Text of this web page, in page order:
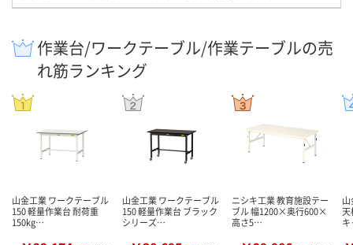
作業台/ワークテーブル/作業テーブルの売
れ筋ランキング
山金工業 ワークテーブル
150 軽量作業台 耐荷重
150kg…
山金工業 ワークテーブル
150 軽量作業台 ブラック
シリーズ…
ニシキ工業 教育施設テー
ブル 幅1200×奥行600×
高さ5…
天